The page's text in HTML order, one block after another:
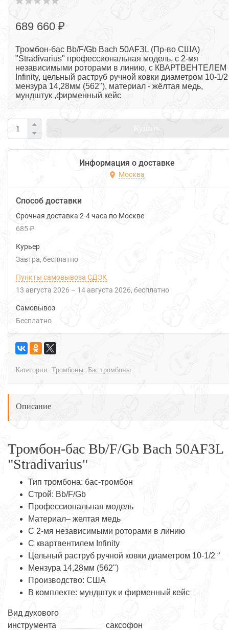
689 660 ₽
Тромбон-бас Bb/F/Gb Bach 50AFЗL (Пр-во США)
"Stradivarius" профессиональная модель, с 2-мя
независимыми роторами в линию, с КВАРТВЕНТЕЛЕМ
Infinity, цельный раструб ручной ковки диаметром 10-1/2
мензура 14,28мм (562"), материал - жёлтая медь,
мундштук ,фирменный кейс
Купить
Информация о доставке
Москва
Способ доставки
Срочная доставка 2-4 часа по Москве
685 ₽
Курьер
Завтра
Бесплатно
Пункты самовывоза СДЭК
13 августа 2026 – 14 августа 2026 Бесплатно
Самовывоз
Бесплатно
Категории: Тромбоны Бас тромбоны
Описание
Тромбон-бас Bb/F/Gb Bach 50AFЗL
"Stradivarius"
Тип тромбона: бас-тромбон
Строй: Bb/F/Gb
Профессиональная модель
Материал– желтая медь
С 2-мя независимыми роторами в линию
С квартвентилем Infinity
Цельный раструб ручной ковки диаметром 10-1/2 “
Мензура 14,28мм (562")
Производство: США
В комплекте: мундштук и фирменный кейс
Вид духового
инструмента
саксофон